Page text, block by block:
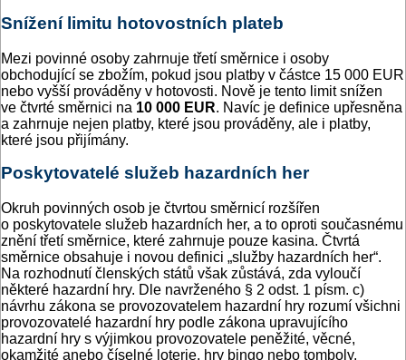
Snížení limitu hotovostních plateb
Mezi povinné osoby zahrnuje třetí směrnice i osoby
obchodující se zbožím, pokud jsou platby v částce 15 000 EUR
nebo vyšší prováděny v hotovosti. Nově je tento limit snížen
ve čtvrté směrnici na 10 000 EUR. Navíc je definice upřesněna
a zahrnuje nejen platby, které jsou prováděny, ale i platby,
které jsou přijímány.
Poskytovatelé služeb hazardních her
Okruh povinných osob je čtvrtou směrnicí rozšířen
o poskytovatele služeb hazardních her, a to oproti současnému
znění třetí směrnice, které zahrnuje pouze kasina. Čtvrtá
směrnice obsahuje i novou definici „služby hazardních her“.
Na rozhodnutí členských států však zůstává, zda vyloučí
některé hazardní hry. Dle navrženého § 2 odst. 1 písm. c)
návrhu zákona se provozovatelem hazardní hry rozumí všichni
provozovatelé hazardní hry podle zákona upravujícího
hazardní hry s výjimkou provozovatele peněžité, věcné,
okamžité anebo číselné loterie, hry bingo nebo tomboly.